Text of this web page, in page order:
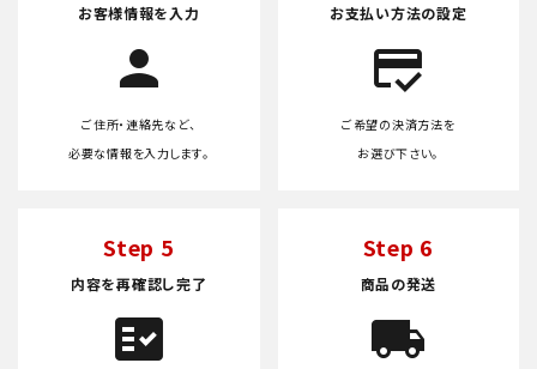
お客様情報を入力
person
ご住所・連絡先など、
必要な情報を入力します。
お支払い方法の設定
credit_score
ご希望の決済方法を
お選び下さい。
Step 5
内容を再確認し完了
fact_check
Step 6
商品の発送
local_shipping